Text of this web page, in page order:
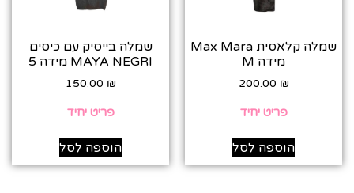
שמלה קלאסית Max Mara
מידה M
200.00 ₪
פריט יחיד
הוספה לסל
שמלה בייסיק עם כיסים
MAYA NEGRI מידה 5
150.00 ₪
פריט יחיד
הוספה לסל